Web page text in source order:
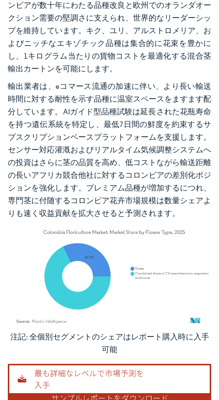
ンビアが数十年にわたる品種改良と欧州でのオランダオー
クション需要の堅調さに支えられ、世界的なリーダーシッ
プを維持しています。キク、ユリ、アルストロメリア、お
よびニッチなエキゾチック品種は集合的に花束を豊かに
し、1キログラム当たりの貨物コストを最適化する混合茎
輸出カートンを可能にします。
輸出業者は、eコマース流通の加速に伴い、より長い輸送
時間に対する耐性を示す品種に温室スペースをますます配
分しています。AIガイド型品種試験は延長された花瓶寿命
を持つ遺伝系統を特定し、最低7日間の鮮度を約束するサ
ブスクリプションベースプラットフォームを支援します。
センサー対応灌漑およびリアルタイム気候調整システムへ
の投資はさらに茎の品質を高め、低コストながら輸送距離
の長いアフリカ競合他社に対するコロンビアの差別化ポジ
ションを強化します。プレミアム品種が増加するにつれ、
専門茎に付随するコロンビア花卉市場規模は数量シェアよ
りも速く収益貢献を拡大させると予測されます。
画像 © Mordor Intelligence。再利用にはCC BY 4.0の表示が必要です。
注記: 全個別セグメントのシェアはレポート購入時に入手
可能